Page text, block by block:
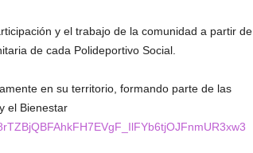
y el trabajo de la comunidad a partir de
de cada Polideportivo Social.
en su territorio, formando parte de las
el Bienestar